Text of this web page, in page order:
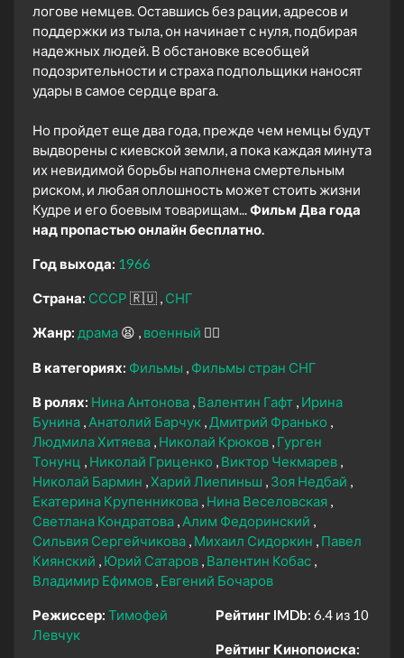
логове немцев. Оставшись без рации, адресов и
поддержки из тыла, он начинает с нуля, подбирая
надежных людей. В обстановке всеобщей
подозрительности и страха подпольщики наносят
удары в самое сердце врага.
Но пройдет еще два года, прежде чем немцы будут
выдворены с киевской земли, а пока каждая минута
их невидимой борьбы наполнена смертельным
риском, и любая оплошность может стоить жизни
Кудре и его боевым товарищам...Фильм Два года
над пропастью онлайн бесплатно.
Год выхода: 1966
Страна: СССР 🇷🇺 СНГ
Жанр: драма 😫 военный 👨‍✈️
В категориях: Фильмы Фильмы стран СНГ
В ролях: Нина Антонова Валентин Гафт Ирина
Бунина Анатолий Барчук Дмитрий Франько
Людмила Хитяева Николай Крюков Гурген
Тонунц
Николай Гриценко
Виктор Чекмарев
Николай Бармин Харий Лиепиньш
Зоя Недбай
Екатерина Крупенникова Нина Веселовская
Светлана Кондратова Алим Федоринский
Сильвия Сергейчикова Михаил Сидоркин
Павел
Киянский
Юрий Сатаров Валентин Кобас
Владимир Ефимов Евгений Бочаров
Режиссер: Тимофей
Левчук
Рейтинг IMDb: 6.4 из 10
Рейтинг Кинопоиска: